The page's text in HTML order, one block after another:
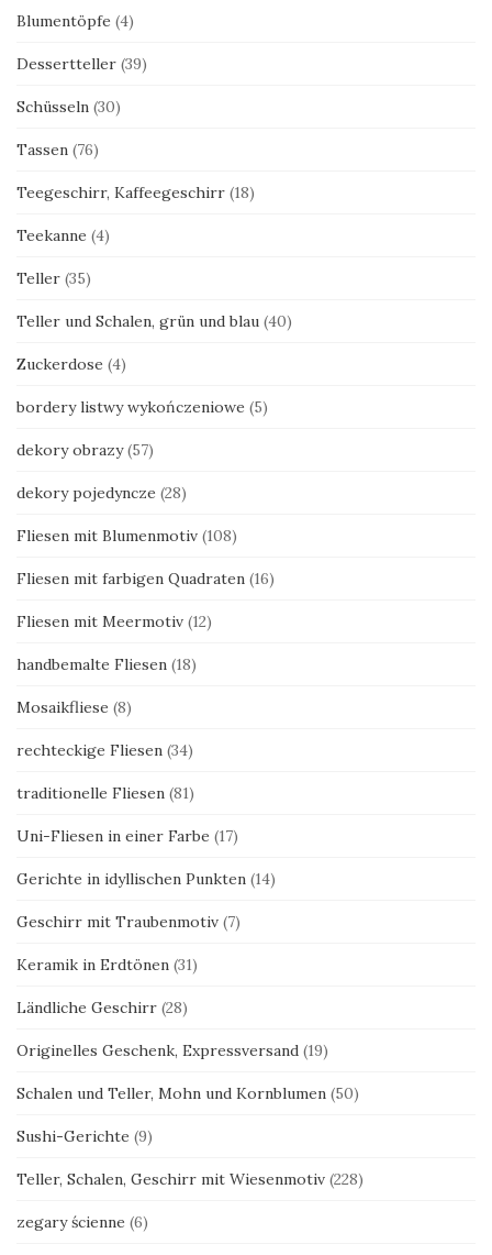
Blumentöpfe (4)
Dessertteller (39)
Schüsseln (30)
Tassen (76)
Teegeschirr, Kaffeegeschirr (18)
Teekanne (4)
Teller (35)
Teller und Schalen, grün und blau (40)
Zuckerdose (4)
bordery listwy wykończeniowe (5)
dekory obrazy (57)
dekory pojedyncze (28)
Fliesen mit Blumenmotiv (108)
Fliesen mit farbigen Quadraten (16)
Fliesen mit Meermotiv (12)
handbemalte Fliesen (18)
Mosaikfliese (8)
rechteckige Fliesen (34)
traditionelle Fliesen (81)
Uni-Fliesen in einer Farbe (17)
Gerichte in idyllischen Punkten (14)
Geschirr mit Traubenmotiv (7)
Keramik in Erdtönen (31)
Ländliche Geschirr (28)
Originelles Geschenk, Expressversand (19)
Schalen und Teller, Mohn und Kornblumen (50)
Sushi-Gerichte (9)
Teller, Schalen, Geschirr mit Wiesenmotiv (228)
zegary ścienne (6)